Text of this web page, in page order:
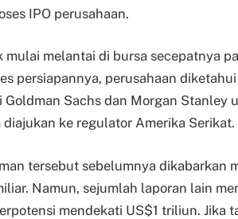
IPO perusahaan.
melantai di bursa secepatnya
persiapannya, perusahaan
Sachs dan Morgan Stanley
ke regulator Amerika Serikat.
tersebut sebelumnya dikabarkan
Namun, sejumlah laporan lain
mendekati US$1 triliun. Jika